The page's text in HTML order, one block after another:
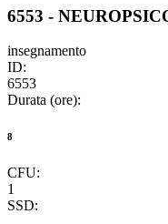
6553 -
insegnamento
ID:
6553
Durata (ore):
8
CFU:
1
SSD: